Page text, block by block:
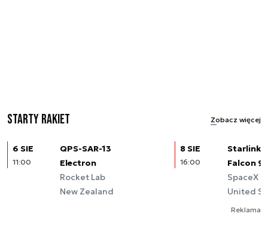
Starty rakiet Zobacz więcej
6 SIE
11:00
QPS-SAR-13
Electron
Rocket Lab
New Zealand
8 SIE
16:00
Starlink
Falcon 9
SpaceX
United
Reklama